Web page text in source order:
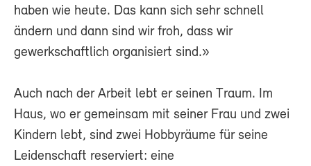
haben wie heute. Das kann sich sehr schnell
ändern und dann sind wir froh, dass wir
gewerkschaftlich organisiert sind.»
Auch nach der Arbeit lebt er seinen Traum. Im
Haus, wo er gemeinsam mit seiner Frau und zwei
Kindern lebt, sind zwei Hobbyräume für seine
Leidenschaft reserviert: eine